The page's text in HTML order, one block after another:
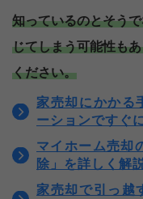
知っているのとそう
じてしまう可能性も
ください。
家売却にかかる
ーションですぐ
マイホーム売却
除」を詳しく解
家売却で引っ越